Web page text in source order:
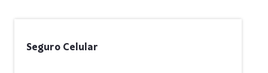
Seguro Celular